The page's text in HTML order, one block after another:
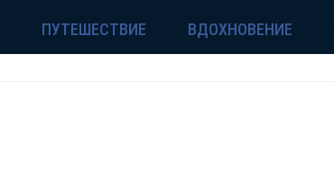
ПУТЕШЕСТВИЕ ВДОХНОВЕНИЕ